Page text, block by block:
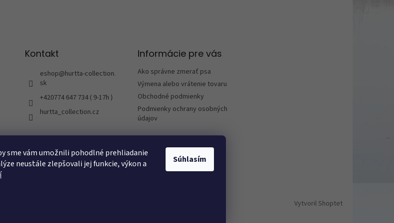
sme vám umožnili pohodlné prehliadanie
neustále zlepšovali jej funkcie, výkon a
Súhlasím
Kontakt
eshop@hurtta-collection.
sk
+420774 647 734 ( 9-17h )
hurtta_collection.cz
Informácie pre vás
Ako správne zmerať psa
Výmena alebo vrátenie tovaru
Obchodné podmienky
Podmienky ochrany osobných
údajov
Vytvoril Shoptet